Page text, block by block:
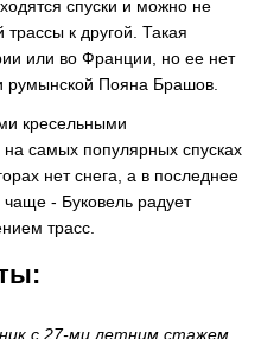
спуски и можно не
трассы к другой. Такая
или во Франции, но ее нет
румынской Пояна Брашов.
кресельными
самых популярных спусках
нет снега, а в последнее
- Буковель радует
трасс.
с 27-ми летним стажем